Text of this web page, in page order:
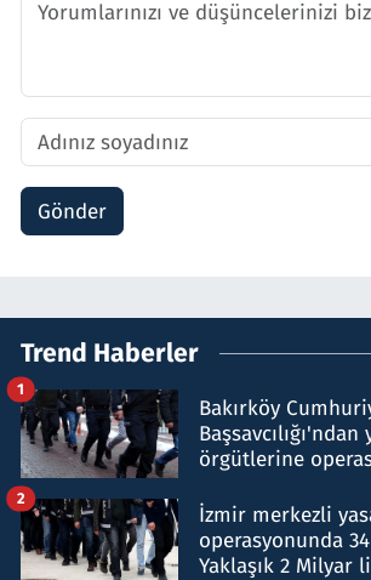
Gönder
Trend Haberler
Bakırköy
örgütlerine
1
İzmir merkezli
operasyonunda
Yaklaşık 2 Milyar
2